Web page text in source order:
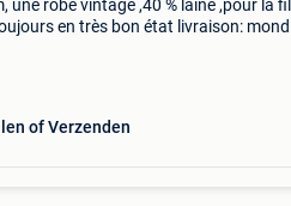
une robe vintage ,40 % laine ,pour la
en très bon état livraison:
of Verzenden